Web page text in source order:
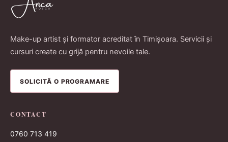
Make-up artist și formator acreditat în Timișoara. Servicii și
cursuri create cu grijă pentru nevoile tale.
SOLICITĂ O PROGRAMARE
CONTACT
0760 713 419